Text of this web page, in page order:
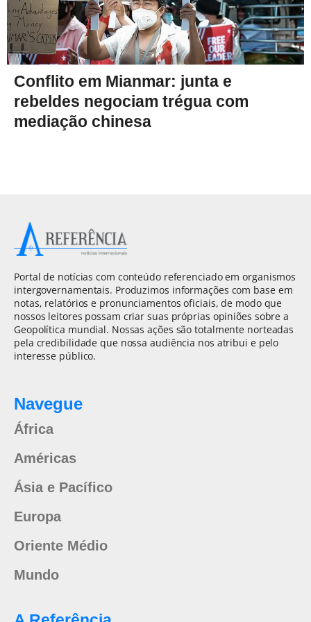
Conflito em Mianmar: junta e
rebeldes negociam trégua com
mediação chinesa
Portal de notícias com conteúdo referenciado em organismos
intergovernamentais. Produzimos informações com base em
notas, relatórios e pronunciamentos oficiais, de modo que
nossos leitores possam criar suas próprias opiniões sobre a
Geopolítica mundial. Nossas ações são totalmente norteadas
pela credibilidade que nossa audiência nos atribui e pelo
interesse público.
Navegue
África
Américas
Ásia e Pacífico
Europa
Oriente Médio
Mundo